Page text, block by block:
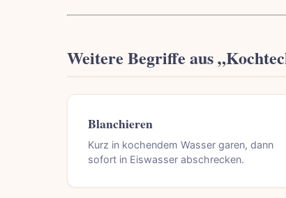
Weitere Begriffe aus
Blanchieren
Kurz in kochendem Wasser garen, dann
sofort in Eiswasser abschrecken.